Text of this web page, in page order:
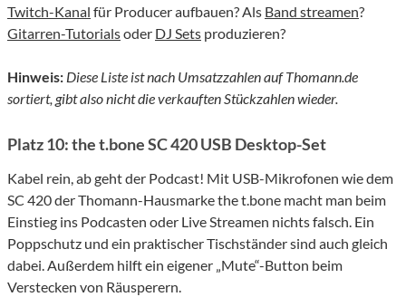
Twitch-Kanal für Producer aufbauen? Als Band streamen?
Gitarren-Tutorialsoder DJ Sets produzieren?
Hinweis: Diese Liste ist nach Umsatzzahlen auf Thomann.de
sortiert, gibt also nicht die verkauften Stückzahlen wieder.
Platz 10: the t.bone SC 420 USB Desktop-Set
Kabel rein, ab geht der Podcast! Mit USB-Mikrofonen wie dem
SC 420 der Thomann-Hausmarke the t.bone macht man beim
Einstieg ins Podcasten oder Live Streamen nichts falsch. Ein
Poppschutz und ein praktischer Tischständer sind auch gleich
dabei. Außerdem hilft ein eigener „Mute“-Button beim
Verstecken von Räusperern.